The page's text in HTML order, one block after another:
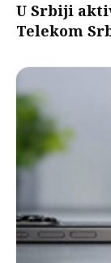
U Srbiji
Telekom